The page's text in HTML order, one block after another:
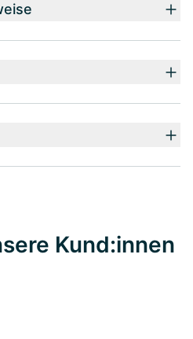
Kund:innen